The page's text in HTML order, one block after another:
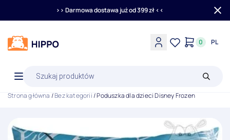
>> Darmowa dostawa już od 399 zł <<
0 PL
produktów
Strona główna /Bez kategorii/ Poduszka dla dzieci Disney Frozen